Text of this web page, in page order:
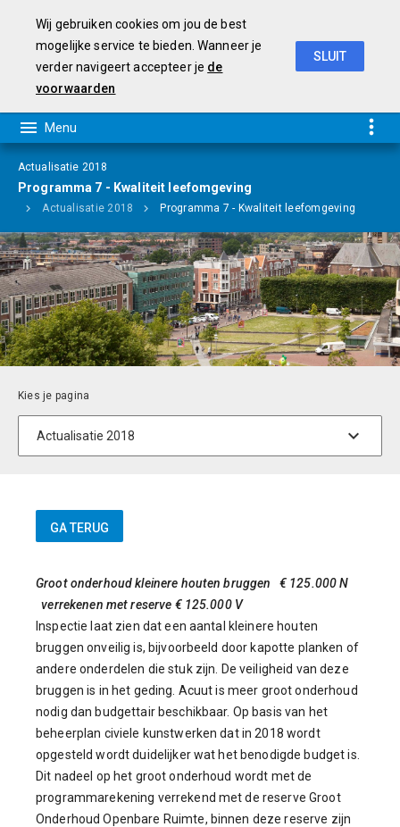
Actualisatie 2018
Programma 7 - Kwaliteit leefomgeving
Actualisatie 2018 Programma 7 - Kwaliteit leefomgeving
Groot onderhoud kleinere houten bruggen € 125.000 N
verrekenen met reserve € 125.000 V
Inspectie laat zien dat een aantal kleinere houten
bruggen onveilig is, bijvoorbeeld door kapotte planken of
andere onderdelen die stuk zijn. De veiligheid van deze
bruggen is in het geding. Acuut is meer groot onderhoud
nodig dan budgettair beschikbaar. Op basis van het
beheerplan civiele kunstwerken dat in 2018 wordt
opgesteld wordt duidelijker wat het benodigde budget is.
Dit nadeel op het groot onderhoud wordt met de
programmarekening verrekend met de reserve Groot
Onderhoud Openbare Ruimte, binnen deze reserve zijn
Wij gebruiken cookies om jou de best
mogelijke service te bieden. Wanneer je
verder navigeert accepteer je de
voorwaarden
SLUIT